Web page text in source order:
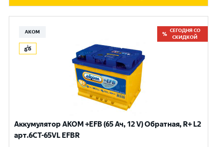
АКОМ
СЕГОДНЯ СО
СКИДКОЙ
Аккумулятор AKOM +EFB (65 Ач, 12 V) Обратная, R+ L2
арт.6CT-65VL EFBR